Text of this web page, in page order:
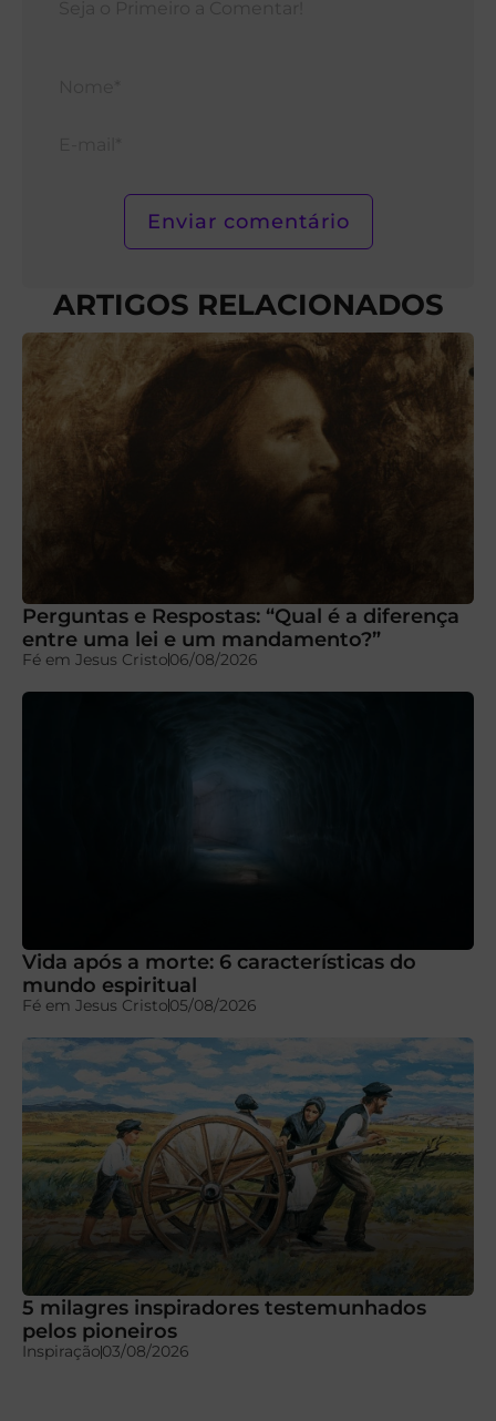
ARTIGOS RELACIONADOS
Perguntas e Respostas: “Qual é a diferença
entre uma lei e um mandamento?”
Fé em Jesus Cristo06/08/2026
Vida após a morte: 6 características do
mundo espiritual
Fé em Jesus Cristo05/08/2026
5 milagres inspiradores testemunhados
pelos pioneiros
Inspiração03/08/2026